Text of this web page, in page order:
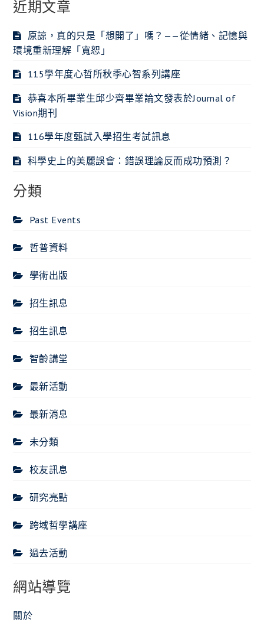
近期文章
原諒，真的只是「想開了」嗎？——從情緒、記憶與
環境重新理解「寬恕」
115學年度心哲所秋季心智系列講座
恭喜本所畢業生邱少齊畢業論文發表於Journal of
Vision期刊
116學年度甄試入學招生考試訊息
科學史上的美麗誤會：錯誤理論反而成功預測？
分類
Past Events
哲普資料
學術出版
招生訊息
招生訊息
智齡講堂
最新活動
最新消息
未分類
校友訊息
研究亮點
跨域哲學講座
過去活動
網站導覽
關於